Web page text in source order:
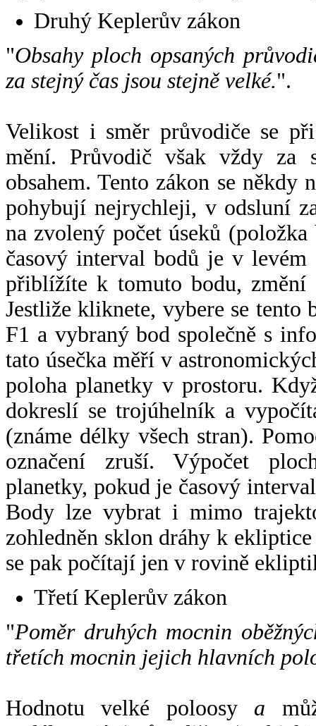
Druhý Keplerův zákon
"Obsahy ploch opsaných
za stejný čas jsou stejně velké.".
Velikost i směr průvodiče se
mění. Průvodič však vždy za
obsahem. Tento zákon se někdy
pohybují nejrychleji, v odsluní
na zvolený počet úseků
časový interval bodů je v
přiblížíte k tomuto bodu,
Jestliže kliknete, vybere se tento
F1 a vybraný bod společně s
tato úsečka měří v
poloha planetky v prostoru.
dokreslí se trojúhelník a
(známe délky všech stran).
označení zruší. Výpočet
planetky, pokud je časový
Body lze vybrat i mimo
zohledněn sklon dráhy k
se pak počítají jen v rovině
Třetí Keplerův zákon
"Poměr druhých mocnin
třetích mocnin jejich hlavních
Hodnotu velké poloosy a